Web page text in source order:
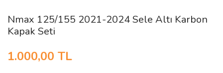
Nmax 125/155 2021-2024 Sele Altı Karbon
Kapak Seti
1.000,00 TL